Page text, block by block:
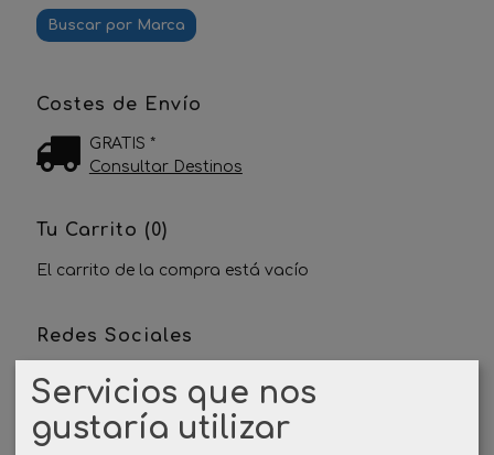
Costes de Envío
GRATIS *
Consultar Destinos
Tu Carrito (0)
El carrito de la compra está vacío
Redes Sociales
Twitter
Linkedin
Servicios que nos
gustaría utilizar